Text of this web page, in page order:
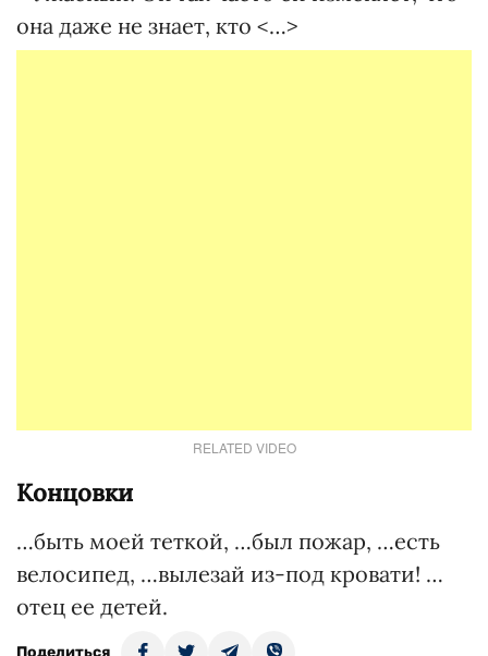
она даже не знает, кто <…>
RELATED VIDEO
Концовки
…быть моей теткой, …был пожар, …есть
велосипед, …вылезай из-под кровати! …
отец ее детей.
Поделиться